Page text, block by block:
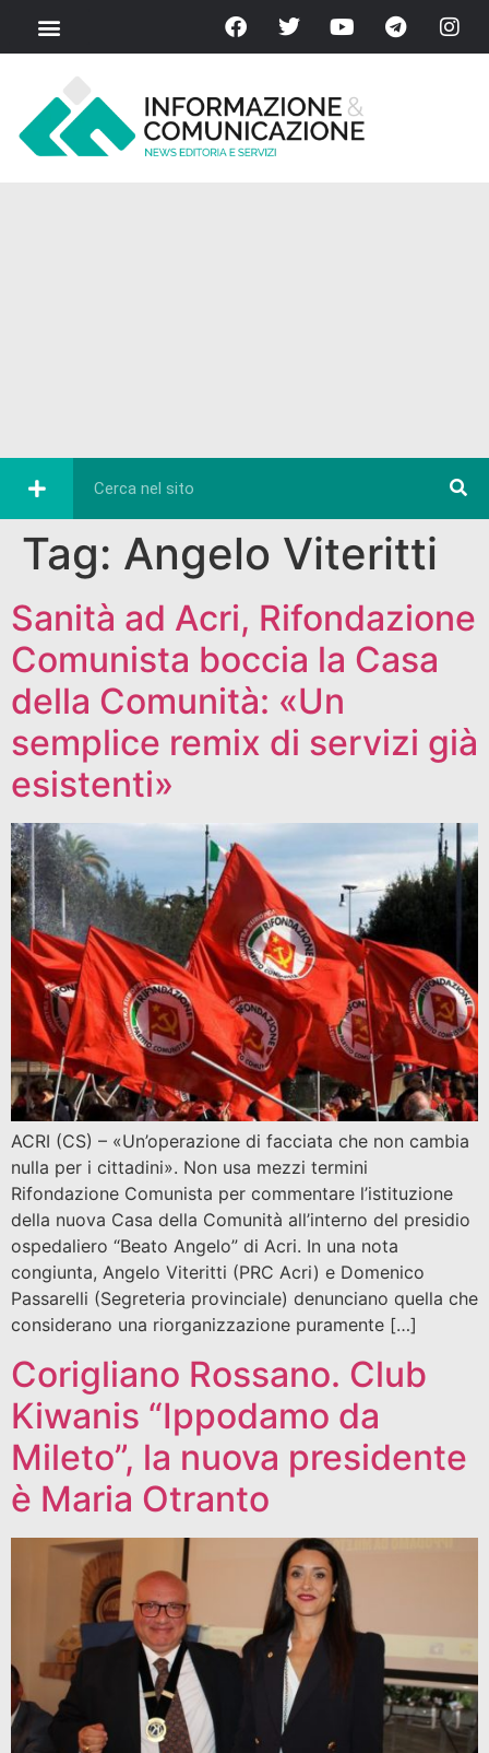
Tag: Angelo Viteritti
Sanità ad Acri, Rifondazione
Comunista boccia la Casa
della Comunità: «Un
semplice remix di servizi già
esistenti»
ACRI (CS) – «Un’operazione di facciata che non cambia
nulla per i cittadini». Non usa mezzi termini
Rifondazione Comunista per commentare l’istituzione
della nuova Casa della Comunità all’interno del presidio
ospedaliero “Beato Angelo” di Acri. In una nota
congiunta, Angelo Viteritti (PRC Acri) e Domenico
Passarelli (Segreteria provinciale) denunciano quella che
considerano una riorganizzazione puramente […]
Corigliano Rossano. Club
Kiwanis “Ippodamo da
Mileto”, la nuova presidente
è Maria Otranto